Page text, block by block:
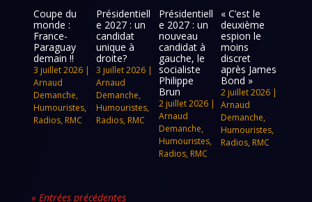
Coupe du
monde :
France-
Paraguay
demain !!
3 juillet 2026 |
Arnaud
Demanche,
Humouristes,
Radios, RMC
Présidentiell
e 2027 : un
candidat
unique à
droite?
3 juillet 2026|
Arnaud
Demanche,
Humouristes,
Radios, RMC
Présidentiell
e 2027 : un
nouveau
candidat à
gauche, le
socialiste
Philippe
Brun
2 juillet 2026|
Arnaud
Demanche,
Humouristes,
Radios, RMC
« C’est le
deuxième
espion le
moins
discret
après James
Bond »
2 juillet 2026 |
Arnaud
Demanche,
Humouristes,
Radios, RMC
« Entrées précédentes